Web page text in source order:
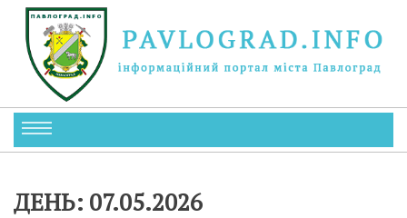
ДЕНЬ: 07.05.2026